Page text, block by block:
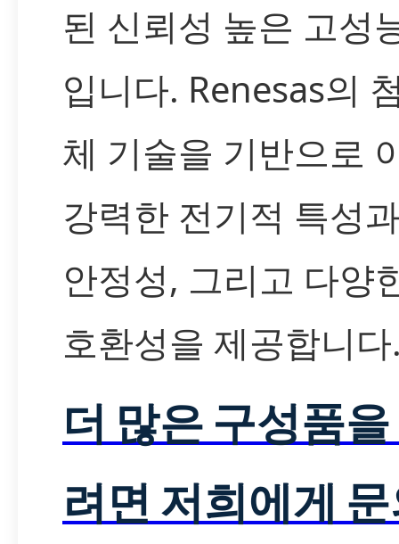
된 신뢰성 높은 고성
입니다. Renesas의
체 기술을 기반으로
강력한 전기적 특성
안정성, 그리고 다양
호환성을 제공합니
더 많은 구성품
려면 저희에게